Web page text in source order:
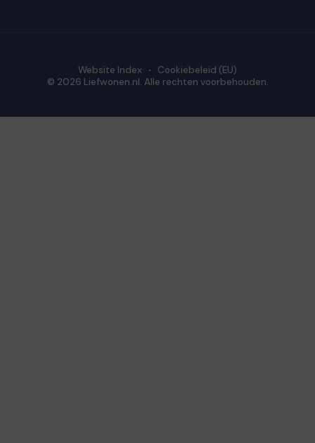
© 2026 Liefwonen.nl. Alle rechten voorbehouden.
Website Index Cookiebeleid (EU)